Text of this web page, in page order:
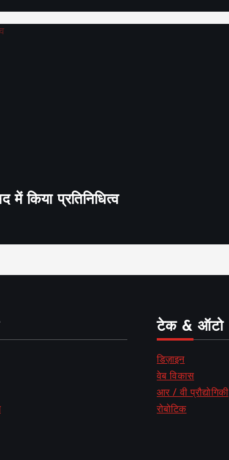
में किया प्रतिनिधित्व
टेक & ऑटो
डिज़ाइन
वेब विकास
आर / वी प्रौद्योगिकी
रोबोटिक